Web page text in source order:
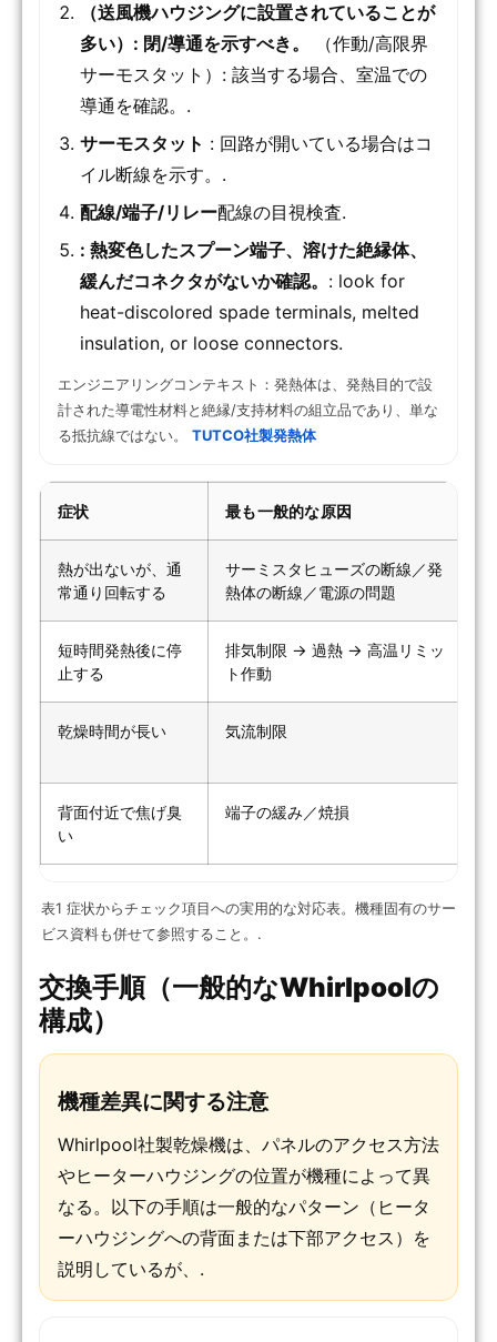
（送風機ハウジングに設置されていることが
多い）: 閉/導通を示すべき。
（作動/高限界
サーモスタット）: 該当する場合、室温での
導通を確認。.
サーモスタット : 回路が開いている場合はコ
イル断線を示す。.
配線/端子/リレー配線の目視検査.
: 熱変色したスプーン端子、溶けた絶縁体、
緩んだコネクタがないか確認。 : look for
heat-discolored spade terminals, melted
insulation, or loose connectors.
エンジニアリングコンテキスト：発熱体は、発熱目的で設
計された導電性材料と絶縁/支持材料の組立品であり、単な
る抵抗線ではない。 TUTCO社製発熱体
症状 最も一般的な原因
熱が出ないが、通
常通り回転する
サーミスタヒューズの断線／発
熱体の断線／電源の問題
短時間発熱後に停
止する
排気制限 → 過熱 → 高温リミッ
ト作動
乾燥時間が長い 気流制限
背面付近で焦げ臭
い
端子の緩み／焼損
表1 症状からチェック項目への実用的な対応表。機種固有のサー
ビス資料も併せて参照すること。.
交換手順（一般的なWhirlpoolの
構成）
機種差異に関する注意
Whirlpool社製乾燥機は、パネルのアクセス方法
やヒーターハウジングの位置が機種によって異
なる。以下の手順は一般的なパターン（ヒータ
ーハウジングへの背面または下部アクセス）を
説明しているが、.